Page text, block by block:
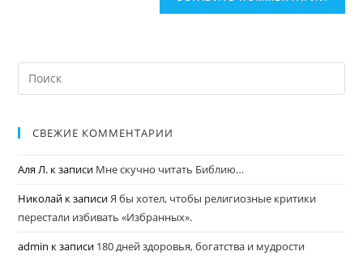
СВЕЖИЕ КОММЕНТАРИИ
Аля Л. к записи Мне скучно читать Библию…
Николай к записиЯ бы хотел, чтобы религиозные критики
перестали избивать «Избранных».
admin к записи 180 дней здоровья, богатства и мудрости